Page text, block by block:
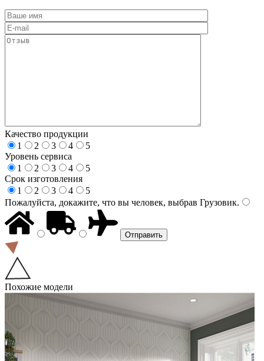
Качество продукции
1
2 3 4
5
Уровень сервиса
1
2 3 4
5
Срок изготовления
1
2 3 4
5
Пожалуйста, докажите, что вы человек, выбрав Грузовик.
Похожие модели